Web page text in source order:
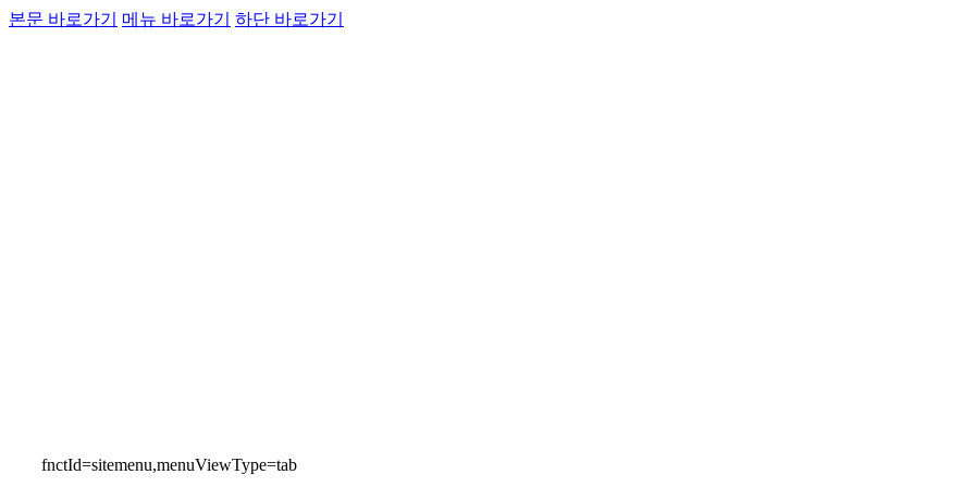
본문 바로가기 메뉴 바로가기 하단 바로가기
fnctId=sitemenu,menuViewType=tab